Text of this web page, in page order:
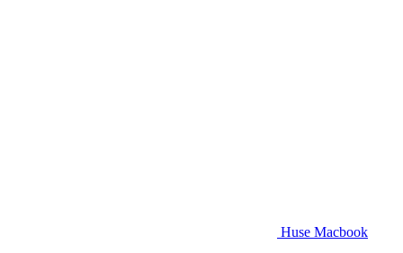
Huse Macbook